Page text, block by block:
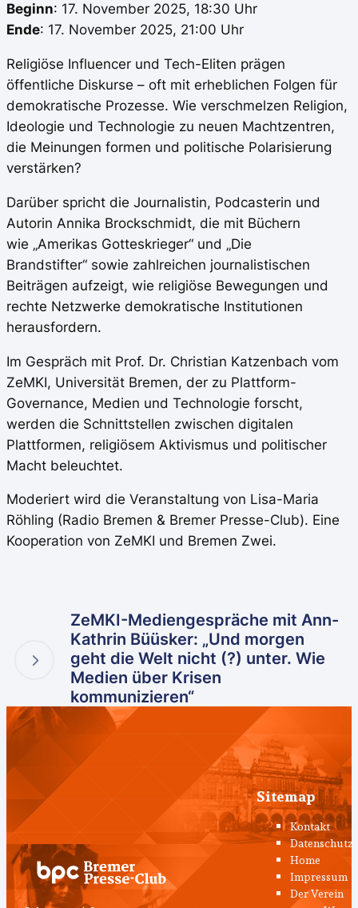
Beginn: 17. November 2025, 18:30 Uhr
Ende: 17. November 2025, 21:00 Uhr
Religiöse Influencer und Tech-Eliten prägen
öffentliche Diskurse – oft mit erheblichen Folgen für
demokratische Prozesse. Wie verschmelzen Religion,
Ideologie und Technologie zu neuen Machtzentren,
die Meinungen formen und politische Polarisierung
verstärken?
Darüber spricht die Journalistin, Podcasterin und
Autorin Annika Brockschmidt, die mit Büchern
wie „Amerikas Gotteskrieger“ und „Die
Brandstifter“ sowie zahlreichen journalistischen
Beiträgen aufzeigt, wie religiöse Bewegungen und
rechte Netzwerke demokratische Institutionen
herausfordern.
Im Gespräch mit Prof. Dr. Christian Katzenbach vom
ZeMKI, Universität Bremen, der zu Plattform-
Governance, Medien und Technologie forscht,
werden die Schnittstellen zwischen digitalen
Plattformen, religiösem Aktivismus und politischer
Macht beleuchtet.
Moderiert wird die Veranstaltung von Lisa-Maria
Röhling (Radio Bremen & Bremer Presse-Club). Eine
Kooperation von ZeMKI und Bremen Zwei.
ZeMKI-Mediengespräche mit Ann-
Kathrin Büüsker: „Und morgen
geht die Welt nicht (?) unter. Wie
Medien über Krisen
kommunizieren“
Sitemap
Kontakt
Datenschutz
Home
Impressum
Der Verein